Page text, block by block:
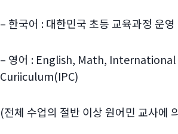
– 한국어 : 대한민국 초등 교육과정 운영
– 영어 : English, Math,
Curiiculum(IPC)
(전체 수업의 절반 이상 원어민 교사에